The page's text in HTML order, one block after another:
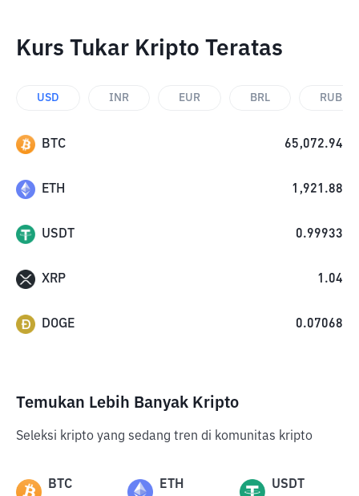
Kurs Tukar Kripto Teratas
USD INR EUR BRL RUB
BTC 65,072.94
ETH 1,921.88
USDT 0.99933
XRP 1.04
DOGE 0.07068
Temukan Lebih Banyak Kripto
Seleksi kripto yang sedang tren di komunitas kripto
BTC ETH USDT